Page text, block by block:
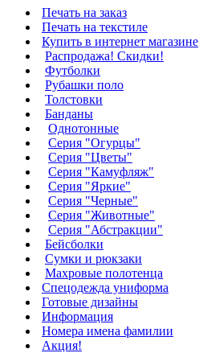
Печать на заказ
Печать на текстиле
Купить в интернет магазине
Распродажа! Скидки!
Футболки
Рубашки поло
Толстовки
Банданы
Однотонные
Серия "Огурцы"
Серия "Цветы"
Серия "Камуфляж"
Серия "Яркие"
Серия "Черные"
Серия "Животные"
Серия "Абстракции"
Бейсболки
Сумки и рюкзаки
Махровые полотенца
Cпецодежда униформа
Готовые дизайны
Информация
Номера имена фамилии
Акция!